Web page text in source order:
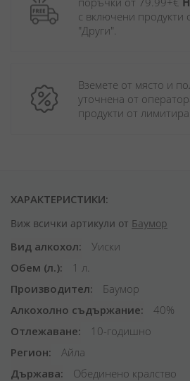
с включени продукти
"Други".
Вземете от място и
уточнена от
продукти от
ХАРАКТЕРИСТИКИ:
Виж всички артикули от Баумор
Вид алкохол
Уиски
Обем (л.)
1 л.
Производител
Баумор
Алкохолно съдържание
40%
Отлежаване
10-годишно
Регион
Айла
Държава
Обединено кралство